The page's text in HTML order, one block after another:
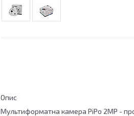
Опис
Мультиформатна камера PiPo 2MP -